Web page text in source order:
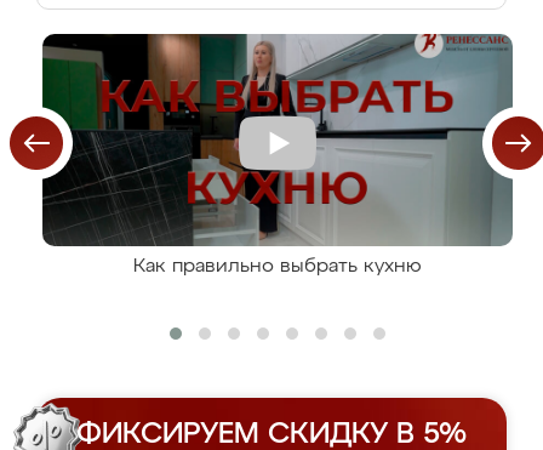
Как правильно выбрать кухню
ФИКСИРУЕМ СКИДКУ В 5%